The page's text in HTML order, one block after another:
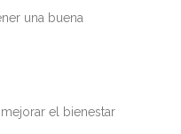
una buena
el bienestar